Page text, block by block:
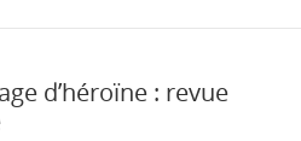
d’héroïne : revue